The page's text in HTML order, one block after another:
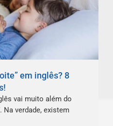
em inglês? 8
vai muito além do
Na verdade, existem